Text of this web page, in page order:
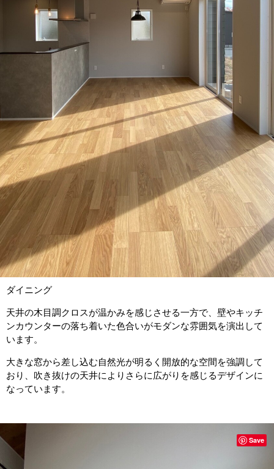
ダイニング
天井の木目調クロスが温かみを感じさせる一方で、壁やキッチ
ンカウンターの落ち着いた色合いがモダンな雰囲気を演出して
います。
大きな窓から差し込む自然光が明るく開放的な空間を強調して
おり、吹き抜けの天井によりさらに広がりを感じるデザインに
なっています。
Save